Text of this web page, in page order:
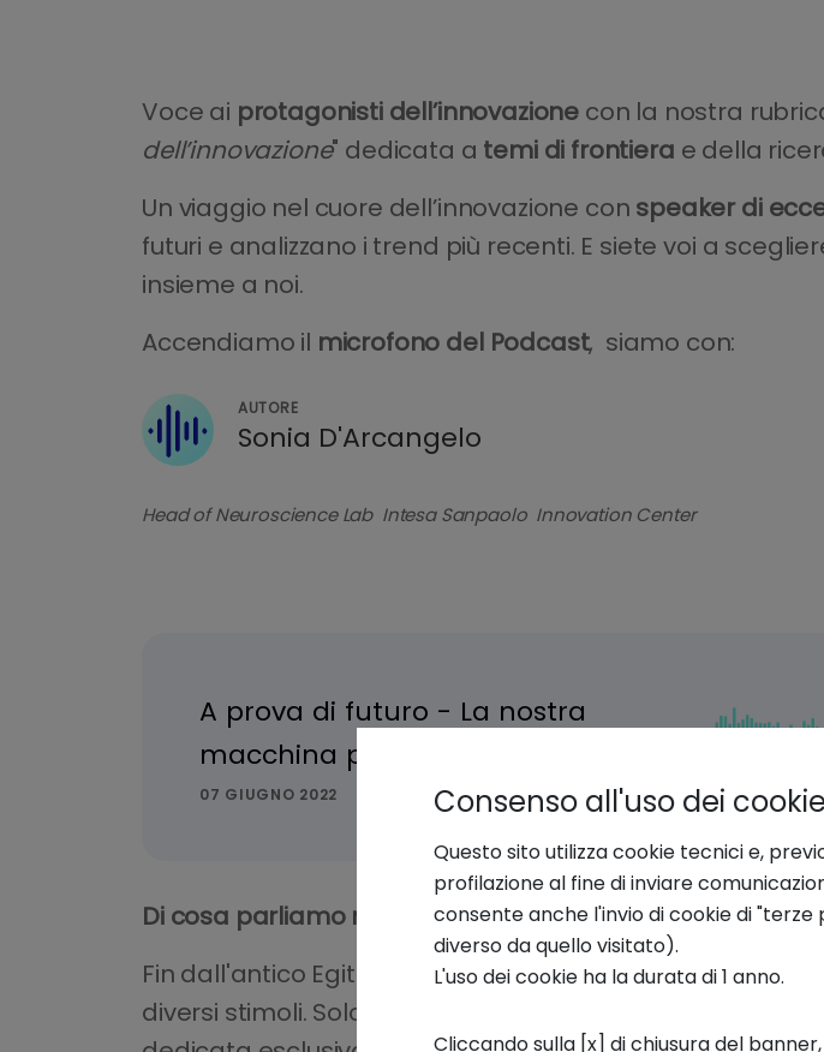
Voce ai protagonisti dell’innovazione con la nostra
dell’innovazione" dedicata a temi di frontiera e della
Un viaggio nel cuore dell’innovazione con speaker di
futuri e analizzano i trend più recenti. E siete voi a
insieme a noi.
Accendiamo il microfono del Podcast, siamo con:
AUTORE
Sonia D'Arcangelo
Head of Neuroscience Lab Intesa Sanpaolo Innovation Center
Di cosa parliamo nel podcast
Fin dall'antico Egitto, gli esperimenti sulcervellohanno
diversi stimoli. Solo negli ultimi cinquant'anni, tuttavia,
Consenso all'uso dei cookie
Questo sito utilizza cookie tecnici e,
profilazione al fine di inviare
consente anche l'invio di cookie di
diverso da quello visitato).
L'uso dei cookie ha la durata di 1 anno.
Cliccando sulla [x] di chiusura del